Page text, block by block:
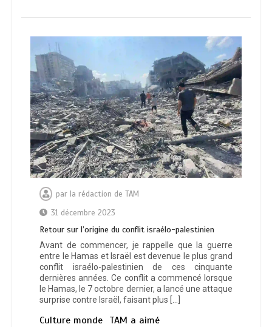
par la rédaction de TAM
31 décembre 2023
Retour sur l’origine du conflit israélo-palestinien
Avant de commencer, je rappelle que la guerre
entre le Hamas et Israël est devenue le plus grand
conflit israélo-palestinien de ces cinquante
dernières années. Ce conflit a commencé lorsque
le Hamas, le 7 octobre dernier, a lancé une attaque
surprise contre Israël, faisant plus […]
Culture monde TAM a aimé